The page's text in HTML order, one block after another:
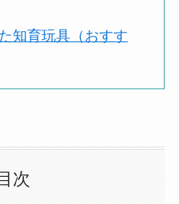
知育玩具（おすす
次